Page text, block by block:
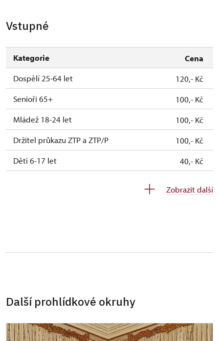
Vstupné
Kategorie
Cena
Dospělí 25-64 let
120,- Kč
Senioři 65+
100,- Kč
Mládež 18-24 let
100,- Kč
Držitel průkazu ZTP a ZTP/P
100,- Kč
Děti 6-17 let
40,- Kč
Zobrazit další
Další prohlídkové okruhy